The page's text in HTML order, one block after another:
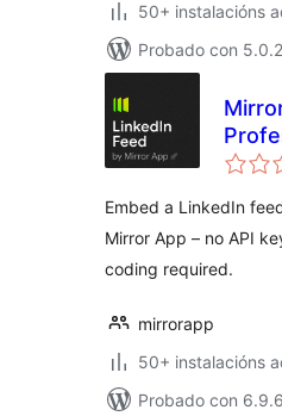
50+ instalacións
Probado con
Embed a LinkedIn
Mirror App – no API
coding required.
mirrorapp
50+ instalacións
Probado con 6.9.6